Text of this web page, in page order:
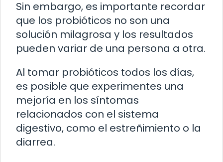
Sin embargo, es importante recordar
que los probióticos no son una
solución milagrosa y los resultados
pueden variar de una persona a otra.
Al tomar probióticos todos los días,
es posible que experimentes una
mejoría en los síntomas
relacionados con el sistema
digestivo, como el estreñimiento o la
diarrea.